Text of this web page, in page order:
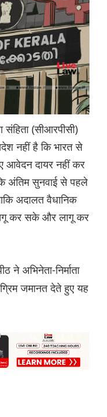
संहिता (सीआरपीसी)
नहीं है कि भारत से
आवेदन दायर नहीं कर
अंतिम सुनवाई से पहले
अदालत वैधानिक
कर सके और लागू कर
ने अभिनेता-निर्माता
जमानत देते हुए यह